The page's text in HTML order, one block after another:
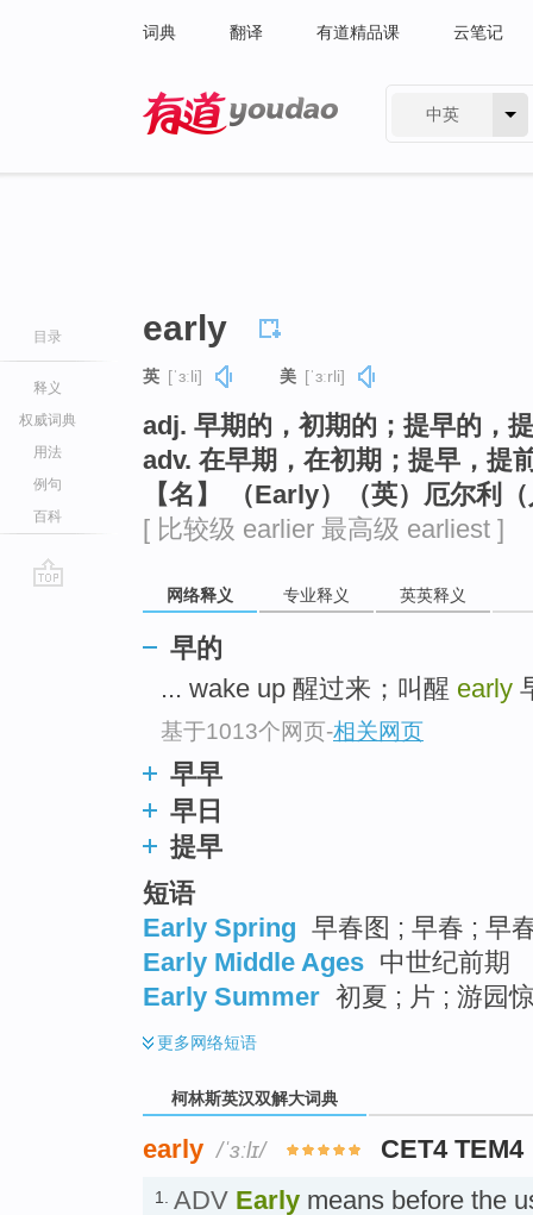
词典 翻译 有道精品课 云笔记
中英
目录
释义
权威词典
用法
例句
百科
early
英 [ˈɜːli] 美 [ˈɜːrli]
adj. 早期的，初期的；提早的，
adv. 在早期，在初期；提早，提
【名】 （Early）（英）厄尔利
[ 比较级 earlier 最高级 earliest ]
网络释义 专业释义 英英释义
早的
... wake up 醒过来；叫醒 early
基于1013个网页-相关网页
早早
早日
提早
短语
Early Spring 早春图 ; 早春 ; 早
Early Middle Ages 中世纪前期
Early Summer 初夏 ; 片 ; 游园
更多网络短语
柯林斯英汉双解大词典
early /ˈɜːlɪ/ CET4 TEM4
1. ADV Early means before the